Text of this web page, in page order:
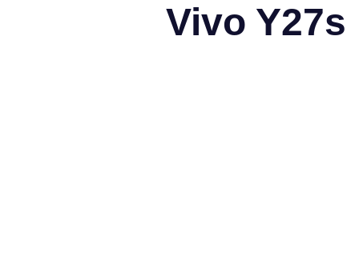
Vivo Y27s